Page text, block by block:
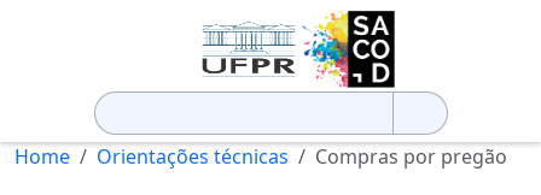
Pesquisar
por:
Home
Orientações técnicas Compras por pregão